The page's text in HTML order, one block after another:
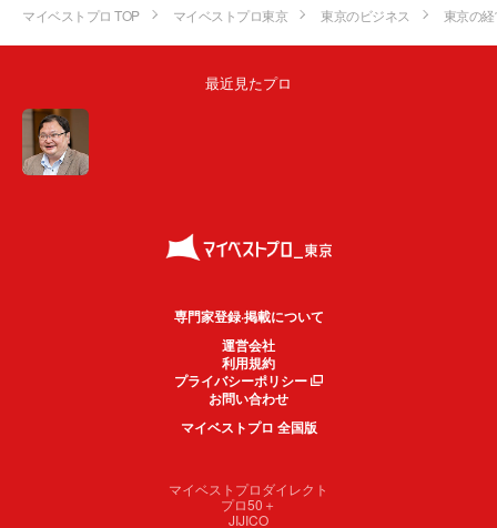
マイベストプロ TOP マイベストプロ東京 東京のビジネス 東京の
最近見たプロ
専門家登録·掲載について
運営会社
利用規約
プライバシーポリシー
お問い合わせ
マイベストプロ 全国版
マイベストプロダイレクト
プロ50＋
JIJICO